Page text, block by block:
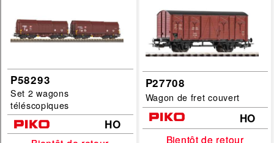
P58293
Set 2 wagons
téléscopiques
HO
P27708
Wagon de fret couvert
HO
Bientôt de retour
Bientôt de retour